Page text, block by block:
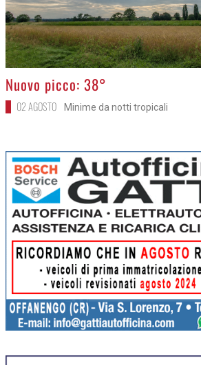
>
Nuovo picco: 38°
02 AGOSTO Minime da notti tropicali